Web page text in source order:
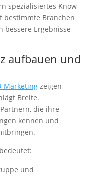
spezialisiertes Know-
bestimmte Branchen
bessere Ergebnisse
aufbauen und
Marketingzeigen
Breite.
die ihre
kennen und
und